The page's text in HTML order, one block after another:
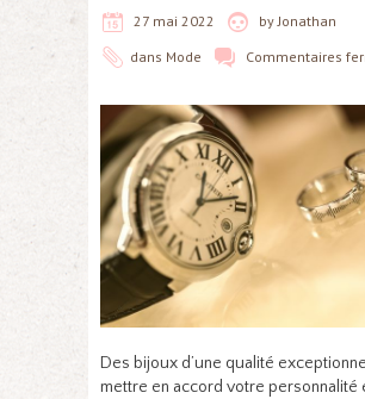
27 mai 2022 by Jonathan
dans Mode Commentaires
Des bijoux d’une qualité
mettre en accord votre personnalité